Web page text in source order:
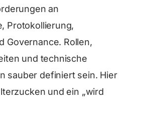
an
Protokollierung,
Governance. Rollen,
und technische
sauber definiert sein. Hier
und ein „wird